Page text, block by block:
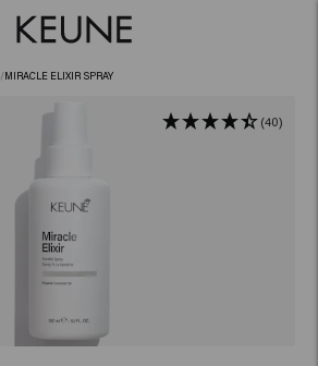
/MIRACLE ELIXIR SPRAY
(40)